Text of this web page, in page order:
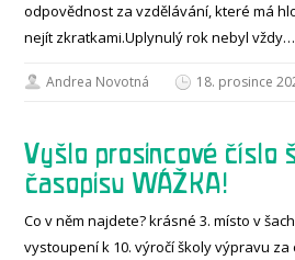
odpovědnost za vzdělávání, které má
nejít zkratkami.Uplynulý rok nebyl
Andrea Novotná 18. prosince
Vyšlo prosincové číslo
časopisu WÁŽKA!
Co v něm najdete? krásné 3. místo v
vystoupení k 10. výročí školy výpravu